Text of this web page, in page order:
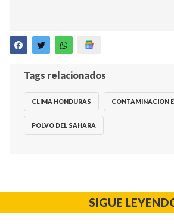
Tags relacionados
CLIMA HONDURAS CONTAMINACION
POLVO DEL SAHARA
SIGUE